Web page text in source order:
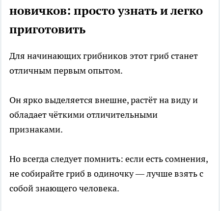
новичков: просто узнать и легко
приготовить
Для начинающих грибников этот гриб станет
отличным первым опытом.
Он ярко выделяется внешне, растёт на виду и
обладает чёткими отличительными
признаками.
Но всегда следует помнить: если есть сомнения,
не собирайте гриб в одиночку — лучше взять с
собой знающего человека.